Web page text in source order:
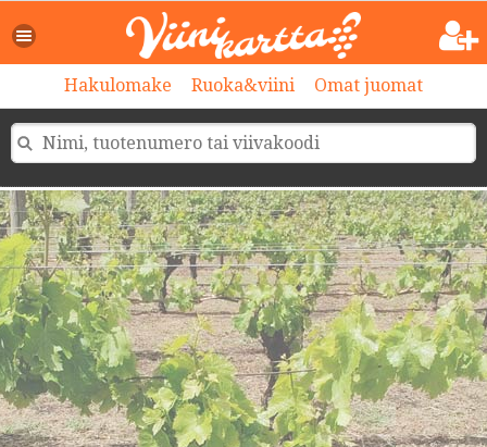
Hakulomake Ruoka&viini Omat juomat